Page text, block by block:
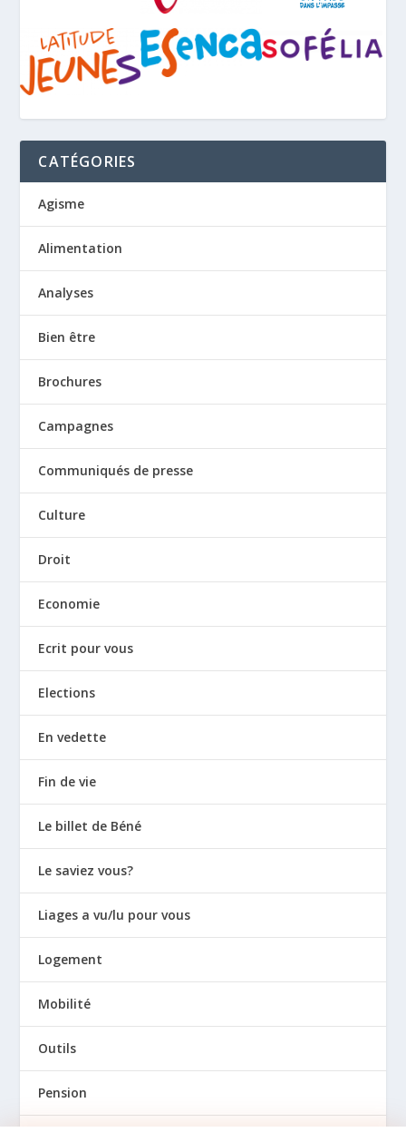
CATÉGORIES
Agisme
Alimentation
Analyses
Bien être
Brochures
Campagnes
Communiqués de presse
Culture
Droit
Economie
Ecrit pour vous
Elections
En vedette
Fin de vie
Le billet de Béné
Le saviez vous?
Liages a vu/lu pour vous
Logement
Mobilité
Outils
Pension